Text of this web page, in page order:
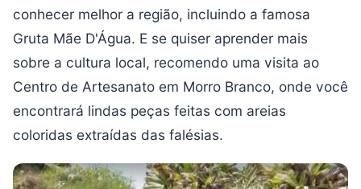
conhecer melhor a região, incluindo a famosa
Gruta Mãe D'Água. E se quiser aprender mais
sobre a cultura local, recomendo uma visita ao
Centro de Artesanato em Morro Branco, onde você
encontrará lindas peças feitas com areias
coloridas extraídas das falésias.